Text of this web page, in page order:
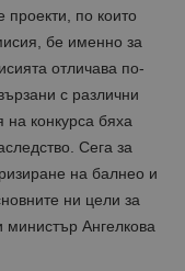
по които
бе именно за
отличава по-
с различни
конкурса бяха
Сега за
на балнео и
ни цели за
министър Ангелкова